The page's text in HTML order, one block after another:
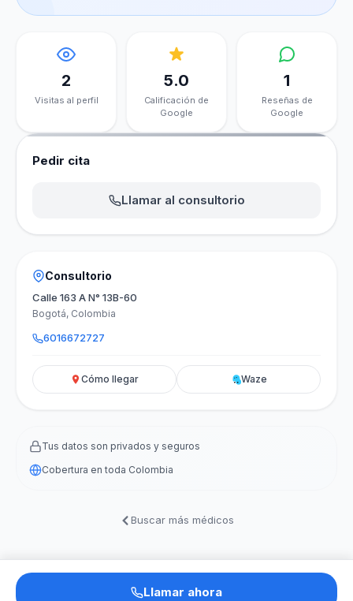
2
Visitas al perfil
5.0
Calificación de
Google
1
Reseñas de
Google
Pedir cita
Llamar al consultorio
Consultorio
Calle 163 A N° 13B-60
Bogotá, Colombia
6016672727
Cómo llegar Waze
Tus datos son privados y seguros
Cobertura en toda Colombia
Buscar más médicos
Llamar ahora